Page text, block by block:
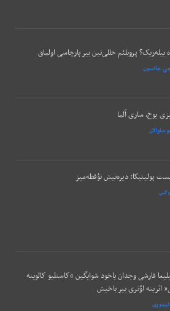
بیله‌ریک؟ پروبلئم حللی‌نین بیر پارچاسی اولماق
جی جانسون
یوخ، ساری آلما
ساوالان
پولیتیکا: دیره‌نیش نؤقطه‌میز
قارشی وجدان یاخود شوایگین “کاستلیو کالوینه
اثرینه اؤتری بیر باخیش